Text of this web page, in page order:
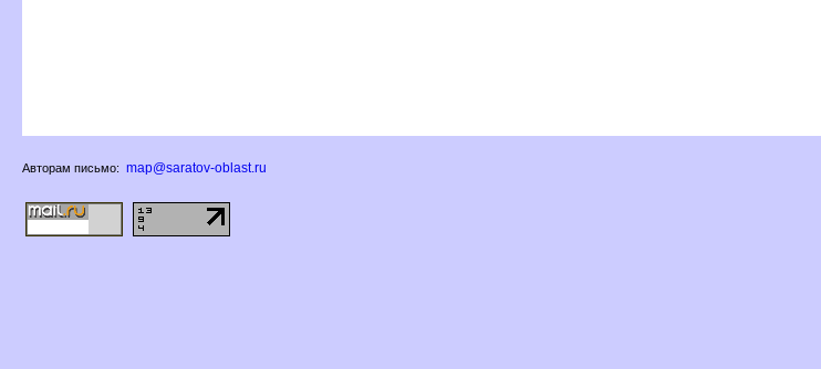
Авторам письмо: map@saratov-oblast.ru